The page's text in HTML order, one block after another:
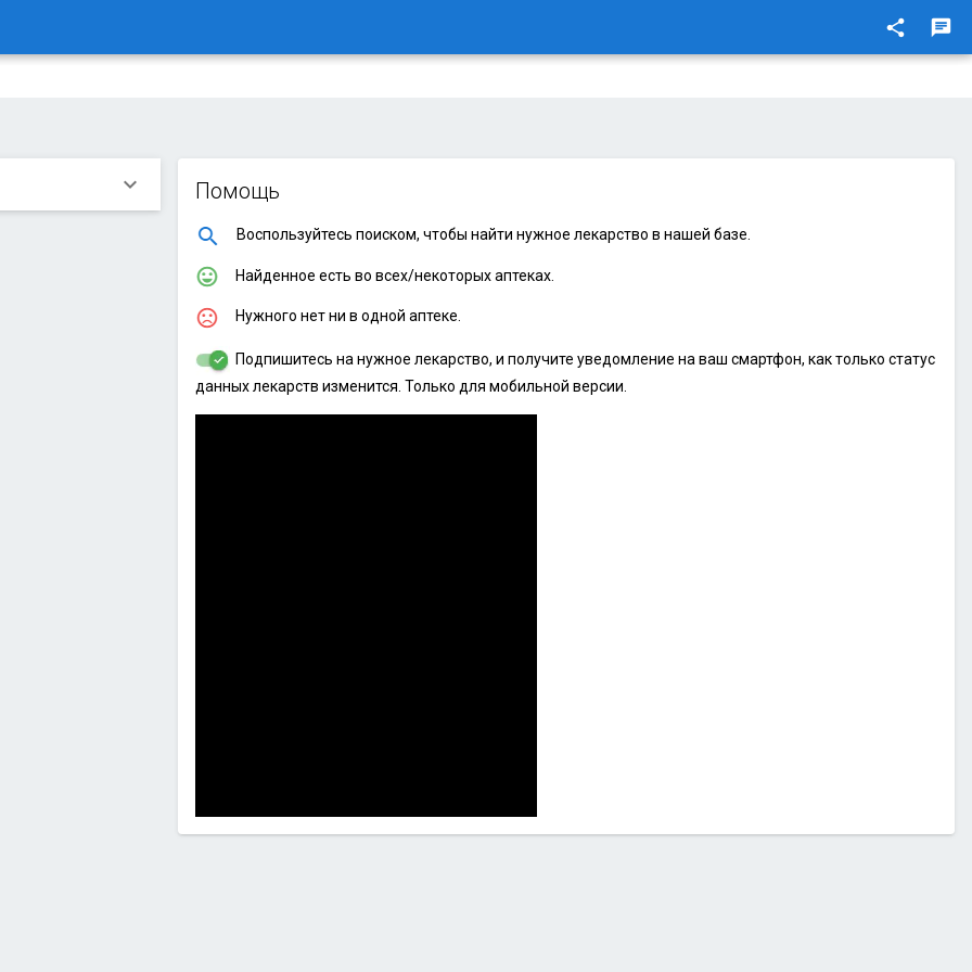
share chat
keyboard_arrow_down Помощь
Воспользуйтесь поиском, чтобы найти нужное лекарство в нашей базе.
Найденное есть во всех/некоторых аптеках.
Нужного нет ни в одной аптеке.
Подпишитесь на нужное лекарство, и получите уведомление на ваш смартфон, как только статус
данных лекарств изменится. Только для мобильной версии.